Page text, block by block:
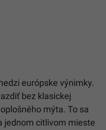
európske výnimky.
bez klasickej
mýta. To sa
jednom citlivom mieste